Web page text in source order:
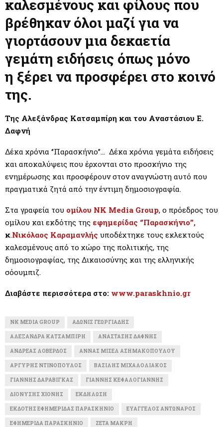
E
N
U
καλεσμένους και φίλους που
βρέθηκαν όλοι μαζί για να
γιορτάσουν μια δεκαετία
γεμάτη ειδήσεις όπως μόνο
η ξέρει να προσφέρει στο κοινό
της.
Της Αλεξάνδρας Κατσαμπίρη και του Αναστάσιου Ε.
Δαφνή
Δέκα χρόνια ‘’Παρασκήνιο’’… Δέκα χρόνια γεμάτα ειδήσεις
και αποκαλύψεις που έρχονται στο προσκήνιο της
ενημέρωσης και προσφέρουν στον αναγνώστη αυτό που
πραγματικά ζητά από την έντιμη δημοσιογραφία.
Στα γραφεία του ομίλου NK Media Group, ο πρόεδρος του
ομίλου και εκδότης της εφημερίδας ‘’Παρασκήνιο’’,
κ.Νικόλαος Καραμανλής υποδέχτηκε τους εκλεκτούς
καλεσμένους από το χώρο της πολιτικής, της
δημοσιογραφίας, της Δικαιοσύνης και της ελληνικής
σόουμπιζ.
Διαβάστε περισσότερα στο: www.paraskhnio.gr
NK MEDIA GROUP ΆΔΩΝΙΣ ΓΕΩΡΓΙΆΔΗΣ
ΑΛΕΞΆΝΔΡΑ ΚΑΤΣΑΜΠΊΡΗ ΑΝΑΣΤΆΣΗΣ ΔΑΦΝΉΣ
ΑΝΔΡΈΑΣ ΛΟΒΈΡΔΟΣ ΆΝΝΑΣ ΜΙΣΈΛ ΑΣΗΜΑΚΟΠΟΎΛΟΥ
ΑΡΓΎΡΗΣ ΝΤΙΝΌΠΟΥΛΟΣ ΒΑΣΊΛΗΣ ΜΙΧΑΛΟΛΙΆΚΟΣ
ΓΙΆΝΝΗΣ ΔΑΡΑΒΊΓΚΑΣ ΓΙΆΝΝΗΣ ΚΕΦΑΛΟΓΙΆΝΝΗΣ
ΔΙΟΝΎΣΗΣ ΧΙΌΝΗΣ ΕΚΔΉΛΩΣΗ
ΕΚΔΌΤΗΣ ΕΦΗΜΕΡΊΔΑΣ ΠΑΡΑΣΚΉΝΙΟ ΕΥΆΓΓΕΛΟΣ ΑΝΤΏΝΑΡΟΣ
ΕΦΗΜΕΡΊΔΑ ΠΑΡΑΣΚΉΝΙΟ ΖΈΤΑ ΜΑΚΡΉ